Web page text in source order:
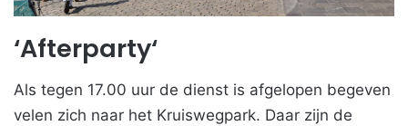
‘Afterparty‘
Als tegen 17.00 uur de dienst is afgelopen begeven
velen zich naar het Kruiswegpark. Daar zijn de